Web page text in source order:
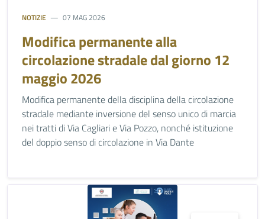
NOTIZIE 07 MAG 2026
Modifica permanente alla
circolazione stradale dal giorno 12
maggio 2026
Modifica permanente della disciplina della circolazione
stradale mediante inversione del senso unico di marcia
nei tratti di Via Cagliari e Via Pozzo, nonché istituzione
del doppio senso di circolazione in Via Dante